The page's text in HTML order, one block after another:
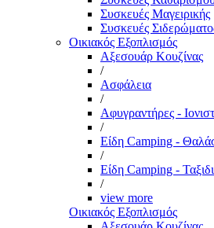
Συσκευές Μαγειρικής
Συσκευές
Οικιακός Εξοπλισμός
Αξεσουάρ Κουζίνας
/
Ασφάλεια
/
Αφυγραντήρες -
/
Είδη Camping -
/
Είδη Camping -
/
view more
Οικιακός Εξοπλισμός